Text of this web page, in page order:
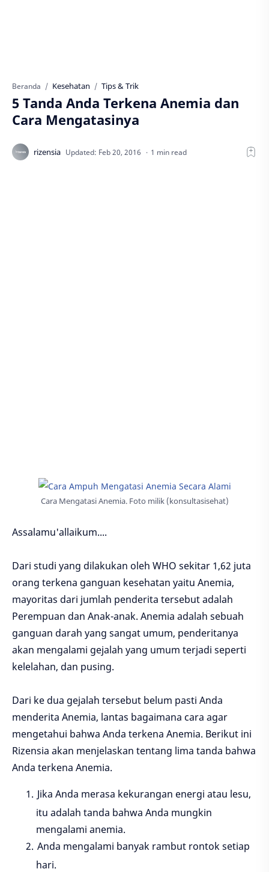
Beranda Kesehatan Tips & Trik
5 Tanda Anda Terkena Anemia dan
Cara Mengatasinya
1 min read
Cara Mengatasi Anemia. Foto milik (konsultasisehat)
Assalamu'allaikum....
Dari studi yang dilakukan oleh WHO sekitar 1,62 juta
orang terkena ganguan kesehatan yaitu Anemia,
mayoritas dari jumlah penderita tersebut adalah
Perempuan dan Anak-anak. Anemia adalah sebuah
ganguan darah yang sangat umum, penderitanya
akan mengalami gejalah yang umum terjadi seperti
kelelahan, dan pusing.
Dari ke dua gejalah tersebut belum pasti Anda
menderita Anemia, lantas bagaimana cara agar
mengetahui bahwa Anda terkena Anemia. Berikut ini
Rizensia akan menjelaskan tentang lima tanda bahwa
Anda terkena Anemia.
Jika Anda merasa kekurangan energi atau lesu,
itu adalah tanda bahwa Anda mungkin
mengalami anemia.
Anda mengalami banyak rambut rontok setiap
hari.